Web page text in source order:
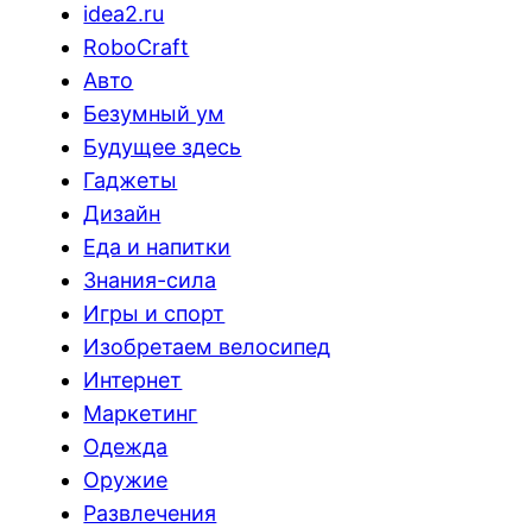
idea2.ru
RoboCraft
Авто
Безумный ум
Будущее здесь
Гаджеты
Дизайн
Еда и напитки
Знания-сила
Игры и спорт
Изобретаем велосипед
Интернет
Маркетинг
Одежда
Оружие
Развлечения